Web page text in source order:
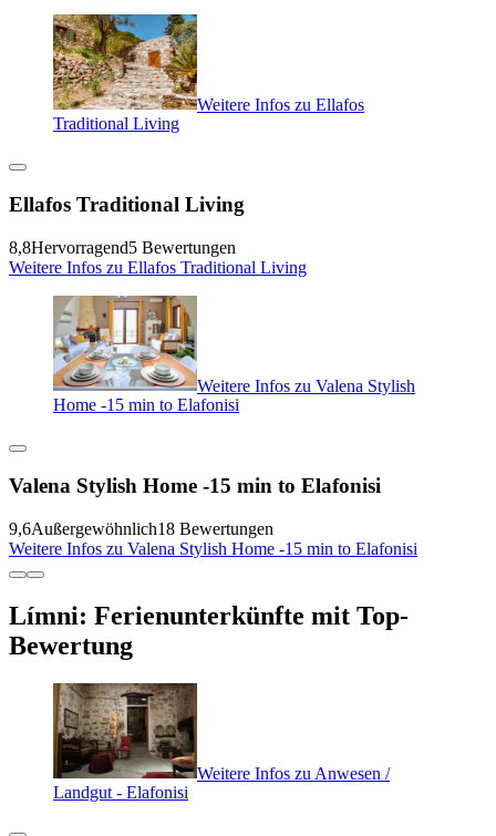
Weitere Infos zu Ellafos
Traditional Living
Ellafos Traditional Living
8,8Hervorragend5 Bewertungen
Weitere Infos zu Ellafos Traditional Living
Weitere Infos zu Valena Stylish
Home -15 min to Elafonisi
Valena Stylish Home -15 min to Elafonisi
9,6Außergewöhnlich18 Bewertungen
Weitere Infos zu Valena Stylish Home -15 min to Elafonisi
Límni: Ferienunterkünfte mit Top-
Bewertung
Weitere Infos zu Anwesen /
Landgut - Elafonisi